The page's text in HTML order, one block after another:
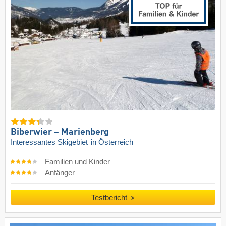
Biberwier – Marienberg
Interessantes Skigebiet in Österreich
Familien und Kinder
Anfänger
Testbericht